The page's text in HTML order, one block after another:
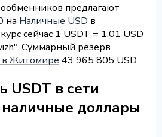
предлагают
на Наличные USD в
сейчас 1 USDT = 1.01 USD
Суммарный резерв
в Житомире 43 965 805 USD.
USDT в сети
доллары